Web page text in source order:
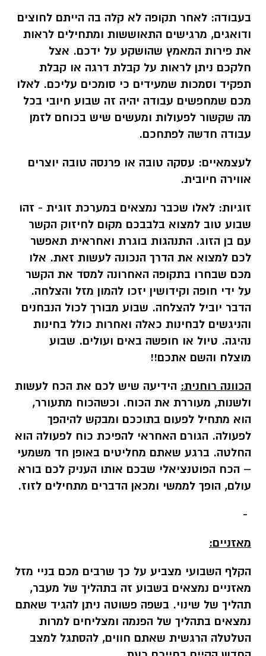
בעבודה: לאחר תקופה לא קלה בה הייתם לחוצים
ודואגים, מרגישים התאוששות ומתחילים לראות
את פירות המאמץ שהושקע על ידכם. אצל
חלקכם ניתן לראות על קבלת דרגה או קבלת
תפקיד וסמכות שמעידים כי סומכים עליכם. לאלו
מכם שמחפשים עבודה יהיה זה שבוע חיובי בכל
מה שקשור לפעולות ומעשים שיש בכוחם לזמן
עבודה חדשה לפתחכם.
לעצמאיים: עסקה טובה או פרנסה טובה יוצרים
אווירה חיובית.
זוגיות: לאלו שכבר נמצאים במערכת זוגית - זהו
שבוע טוב למצוא בלבבכם מקום לחיזוק הקשר
עם בן הזוג. התנהגות בוגרת ואחראית תאפשר
לכם למצוא את הדרך הנכונה לעשות זאת. אלו
מכם שבחרו בתקופה האחרונה למסד את הקשר
על ידי חופה וקידושין יזכו להמון מזל והצלחה.
הדבר יוביל להצלחה. שבוע מבורך לכול הנבחנים
והניגשים לבחינות כאלה ואחרות כולל בחינות
נהיגה. טיול או חופשה באים ועולים. שבוע
מוצלח והשם אתכם!!
הכוונה רוחנית: הידיעה שיש לכם את הכח לעשות
ולשנות, מעוררת את הכוח. וכשהכוח מתעורר,
הוא מתחיל לפעום בתוככם ומבקש להיהפך
לפעולה. הגורם האחראי להפיכת כוח לפעולה הוא
החלטה. ברגע שאתם מחליטים באופן חד משמעי
– הכח הפוטנציאלי שבכם אותו העניק לכם בורא
עולם, הופך לממשי ומכאן הדברים מתחילים לזוז.
-
מאזניים:
הקלף השבועי מצביע על כך שרבים מכם בניי מזל
מאזניים נמצאים בשבוע זה בתהליך של מעבר,
תהליך של שינוי. בשפה פשוטה ניתן להגיד שאתם
נמצאים בתהליך של הפנמה ומצליחים למרות
הטלטלה הרגשית שאתם חווים, להסתגל למצב